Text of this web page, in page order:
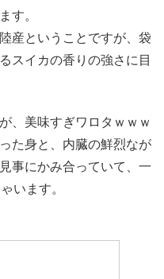
す。
産ということですが、袋
スイカの香りの強さに目
、美味すぎワロタｗｗｗ
た身と、内臓の鮮烈なが
事にかみ合っていて、一
います。